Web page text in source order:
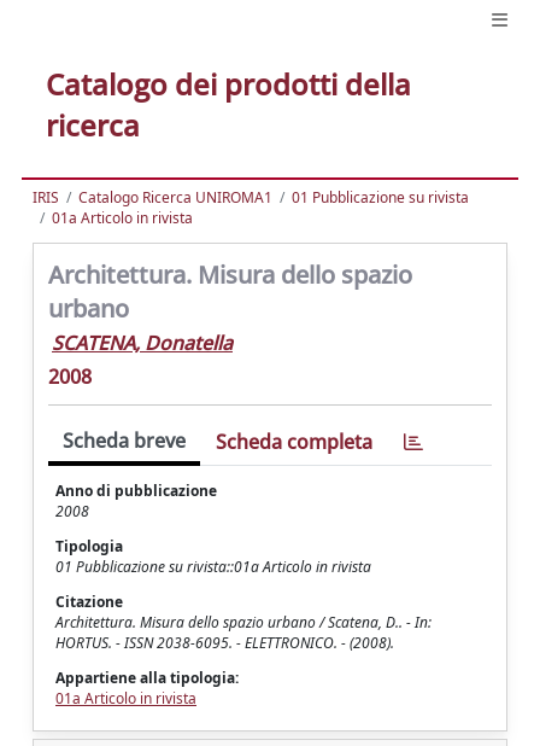
Catalogo dei prodotti della
ricerca
IRIS Catalogo Ricerca UNIROMA1
01 Pubblicazione su rivista
01a Articolo in rivista
Architettura. Misura dello spazio
urbano
SCATENA, Donatella
2008
Scheda breve Scheda completa
Anno di pubblicazione
2008
Tipologia
01 Pubblicazione su rivista::01a Articolo in rivista
Citazione
Architettura. Misura dello spazio urbano / Scatena, D.. - In:
HORTUS. - ISSN 2038-6095. - ELETTRONICO. - (2008).
Appartiene alla tipologia:
01a Articolo in rivista